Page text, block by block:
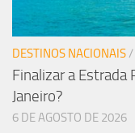
DESTINOS NACIONAIS/
Finalizar a Estrada
Janeiro?
6 DE AGOSTO DE 2026